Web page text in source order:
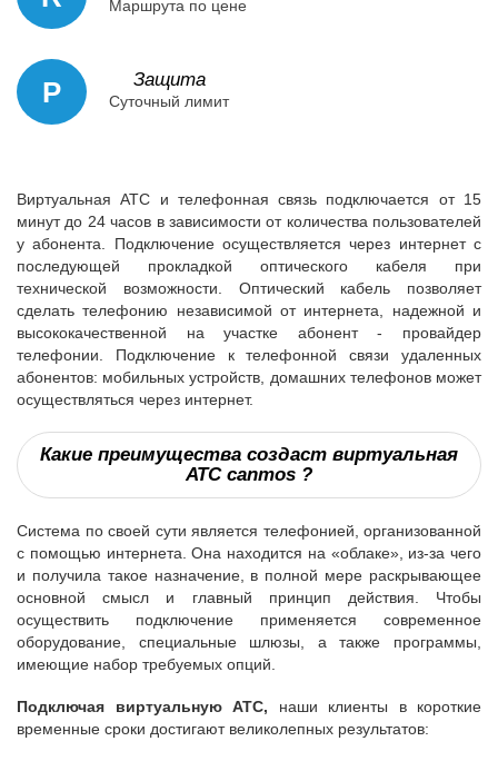
Маршрута по цене
P Защита
Суточный лимит
Виртуальная АТС и телефонная связь подключается от 15
минут до 24 часов в зависимости от количества пользователей
у абонента. Подключение осуществляется через интернет с
последующей прокладкой оптического кабеля при
технической возможности. Оптический кабель позволяет
сделать телефонию независимой от интернета, надежной и
высококачественной на участке абонент - провайдер
телефонии. Подключение к телефонной связи удаленных
абонентов: мобильных устройств, домашних телефонов может
осуществляться через интернет.
Какие преимущества создаст виртуальная
АТС canmos ?
Система по своей сути является телефонией, организованной
с помощью интернета. Она находится на «облаке», из-за чего
и получила такое назначение, в полной мере раскрывающее
основной смысл и главный принцип действия. Чтобы
осуществить подключение применяется современное
оборудование, специальные шлюзы, а также программы,
имеющие набор требуемых опций.
Подключая виртуальную АТС, наши клиенты в короткие
временные сроки достигают великолепных результатов: